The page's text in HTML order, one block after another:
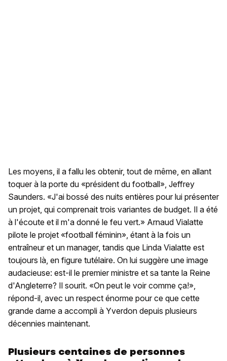
Les moyens, il a fallu les obtenir, tout de même, en allant
toquer à la porte du «président du football», Jeffrey
Saunders. «J'ai bossé des nuits entières pour lui présenter
un projet, qui comprenait trois variantes de budget. Il a été
à l'écoute et il m'a donné le feu vert.» Arnaud Vialatte
pilote le projet «football féminin», étant à la fois un
entraîneur et un manager, tandis que Linda Vialatte est
toujours là, en figure tutélaire. On lui suggère une image
audacieuse: est-il le premier ministre et sa tante la Reine
d'Angleterre? Il sourit. «On peut le voir comme ça!»,
répond-il, avec un respect énorme pour ce que cette
grande dame a accompli à Yverdon depuis plusieurs
décennies maintenant.
Plusieurs centaines de personnes